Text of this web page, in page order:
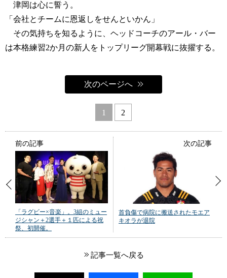
津岡は心に誓う。
「会社とチームに恩返しをせんといかん」
その気持ちを知るように、ヘッドコーチのアール・バー
は本格練習2か月の新人をトップリーグ開幕戦に抜擢する。
次のページへ
1 2
前の記事
「ラグビー×音楽」。3組のミュー
ジシャン＋2選手＋１匹による祝
祭、初開催。
次の記事
首負傷で病院に搬送されたモエア
キオラが退院
記事一覧へ戻る